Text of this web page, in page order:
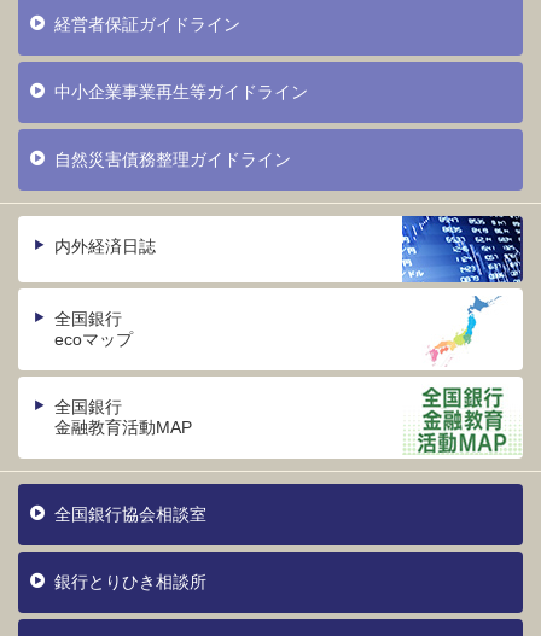
経営者保証ガイドライン
中小企業事業再生等ガイドライン
自然災害債務整理ガイドライン
内外経済日誌
全国銀行
ecoマップ
全国銀行
金融教育活動MAP
全国銀行協会相談室
銀行とりひき相談所